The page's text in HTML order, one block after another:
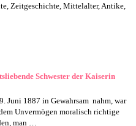
Zeitgeschichte Mittelalter, Antike
Schwester der Kaiserin
Juni 1887 in Gewahrsam nahm, war
Unvermögen moralisch richtige
man …